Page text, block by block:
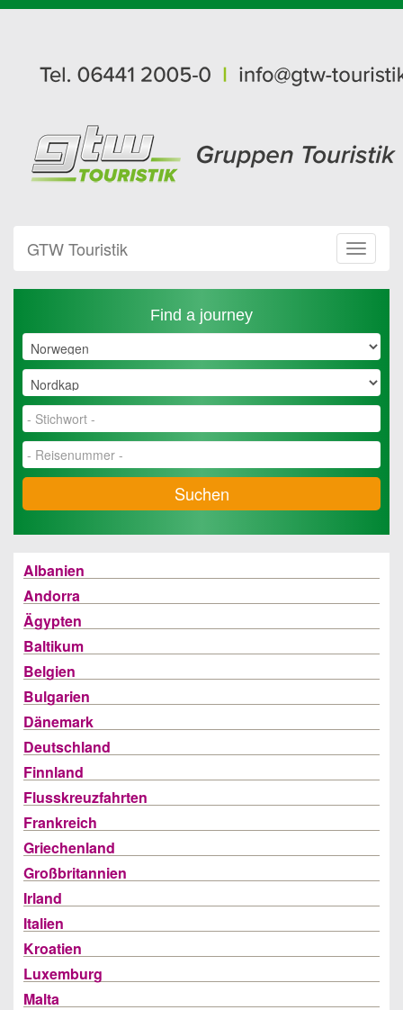
Toggle
GTW Touristik
Find a journey
Suchen
Albanien
Andorra
Ägypten
Baltikum
Belgien
Bulgarien
Dänemark
Deutschland
Finnland
Flusskreuzfahrten
Frankreich
Griechenland
Großbritannien
Irland
Italien
Kroatien
Luxemburg
Malta